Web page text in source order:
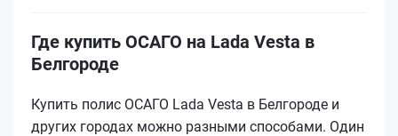
Где купить ОСАГО на Lada Vesta в
Белгороде
Купить полис ОСАГО Lada Vesta в Белгороде и
других городах можно разными способами. Один